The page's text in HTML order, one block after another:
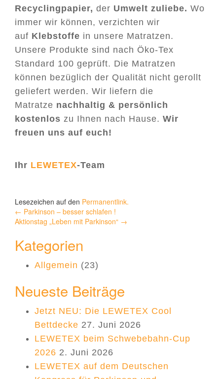
Recyclingpapier, der Umwelt zuliebe. Wo
immer wir können, verzichten wir
auf Klebstoffe in unsere Matratzen.
Unsere Produkte sind nach Öko-Tex
Standard 100 geprüft. Die Matratzen
können bezüglich der Qualität nicht gerollt
geliefert werden. Wir liefern die
Matratze nachhaltig & persönlich
kostenlos zu Ihnen nach Hause. Wir
freuen uns auf euch!
Ihr LEWETEX-Team
Lesezeichen auf den Permanentlink.
Beitragsnavigation
← Parkinson – besser schlafen !
Aktionstag „Leben mit Parkinson“ →
Kategorien
Allgemein (23)
Neueste Beiträge
Jetzt NEU: Die LEWETEX Cool
Bettdecke 27. Juni 2026
LEWETEX beim Schwebebahn-Cup
2026 2. Juni 2026
LEWETEX auf dem Deutschen